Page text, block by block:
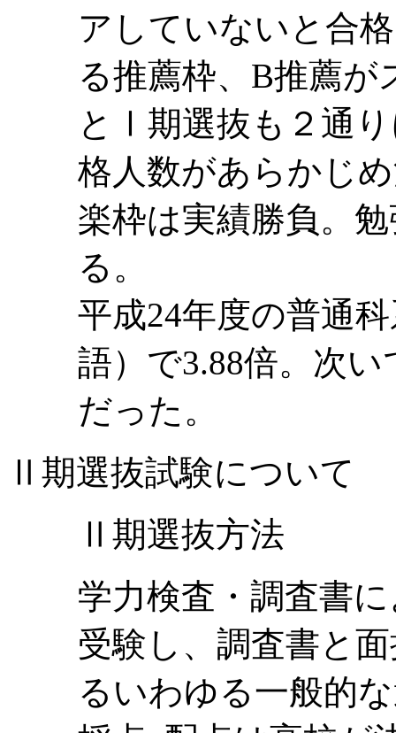
アしていないと合
る推薦枠、B推薦が
とⅠ期選抜も２通
格人数があらかじ
楽枠は実績勝負。
る。
平成24年度の普通
語）で3.88倍。次
だった。
Ⅱ期選抜試験について
Ⅱ期選抜方法
学力検査・調査書
受験し、調査書と
るいわゆる一般的